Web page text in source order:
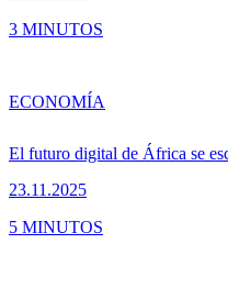
3 MINUTOS
El futuro digital de África se
23.11.2025
ECONOMÍA
5 MINUTOS